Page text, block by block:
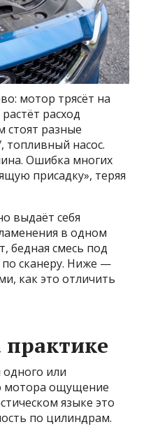
мотор трясёт на
расход
стоят разные
топливный насос.
Ошибка многих
присадку», теряя
выдаёт себя
в одном
бедная смесь под
по сканеру. Ниже —
как это отличить
практике
или
мотора ощущение
языке это
по цилиндрам.